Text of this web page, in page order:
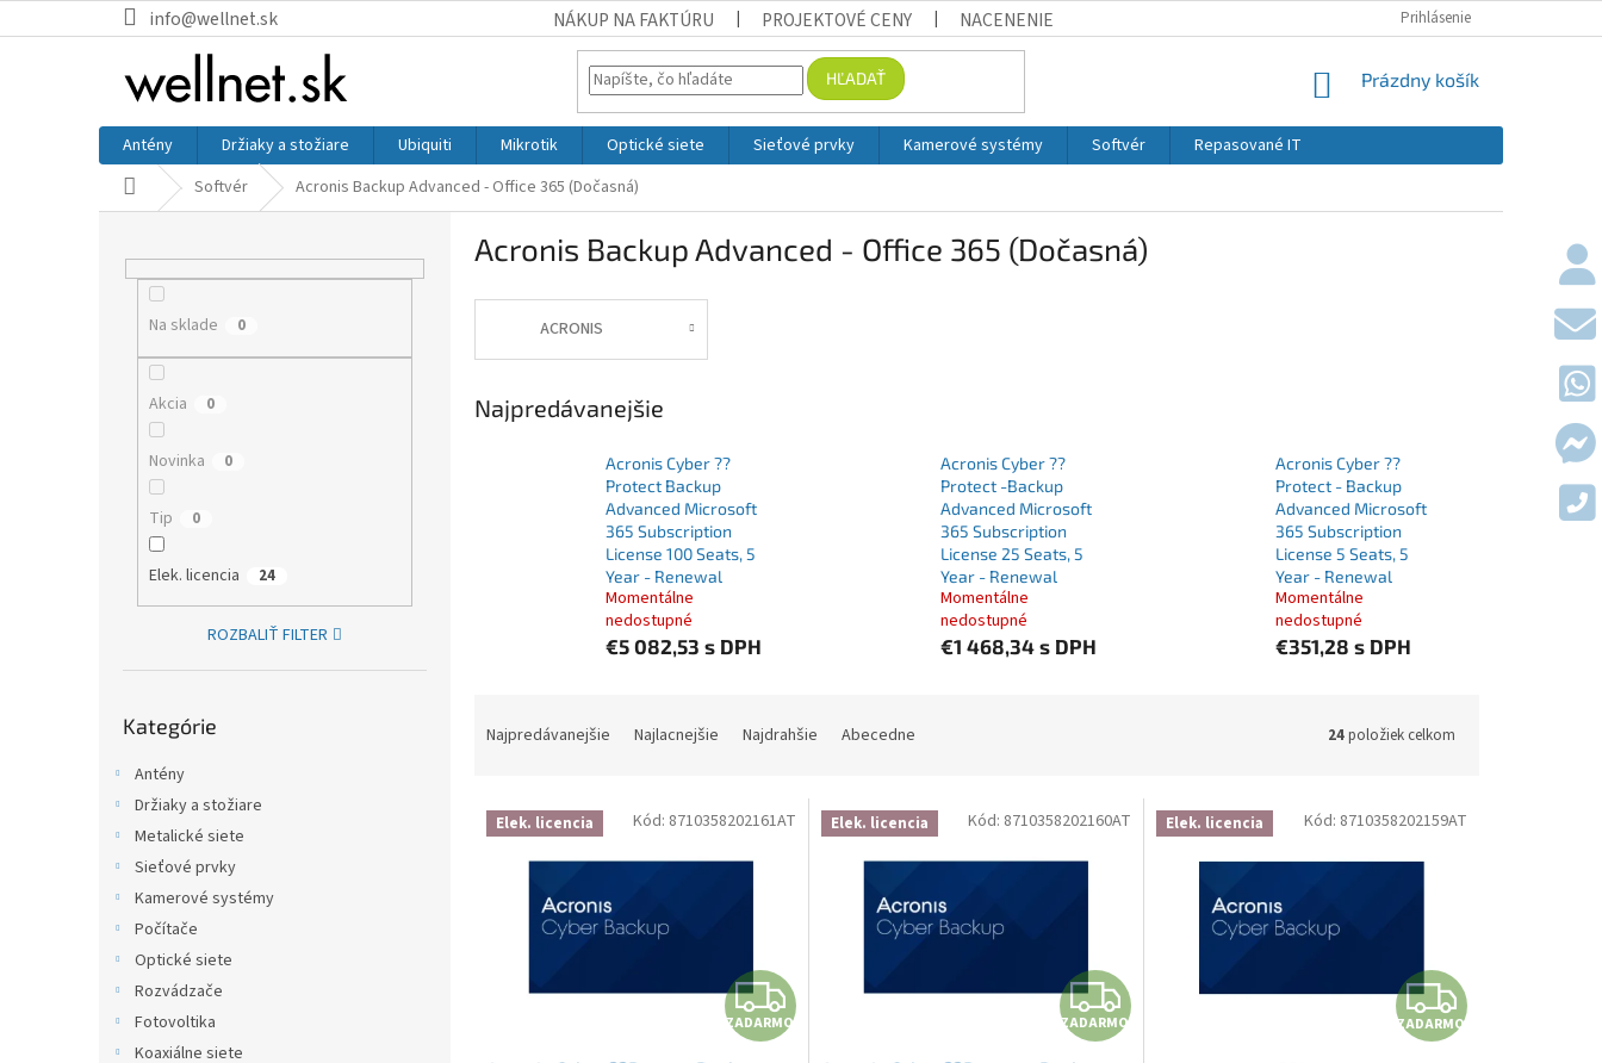
info@wellnet.sk NÁKUP NA FAKTÚRU PROJEKTOVÉ CENY NACENENIE OBCHODNÉ
Prihlásenie
HĽADAŤ NÁKUPNÝ KOŠÍK
Prázdny košík
Antény Držiaky a stožiare Ubiquiti Mikrotik Optické siete Sieťové prvky Kamerové systémy Softvér
Repasované IT
DomovSoftvér Acronis Backup Advanced - Office 365 (Dočasná)
Na sklade 0
Akcia 0
Novinka 0
Tip 0
Elek. licencia 24
ROZBALIŤ FILTER
Kategórie
Antény
Držiaky a stožiare
Metalické siete
Sieťové prvky
Kamerové systémy
Počítače
Optické siete
Rozvádzače
Fotovoltika
Koaxiálne siete
Acronis Backup Advanced - Office 365 (Dočasná)
ACRONIS
Najpredávanejšie
Acronis Cyber ??
Protect Backup
Advanced Microsoft
365 Subscription
License 100 Seats, 5
Year - Renewal
Momentálne
nedostupné
€5 082,53 s DPH
Acronis Cyber ??
Protect -Backup
Advanced Microsoft
365 Subscription
License 25 Seats, 5
Year - Renewal
Momentálne
nedostupné
€1 468,34 s DPH
Acronis Cyber ??
Protect - Backup
Advanced Microsoft
365 Subscription
License 5 Seats, 5
Year - Renewal
Momentálne
nedostupné
€351,28 s DPH
Najpredávanejšie Najlacnejšie Najdrahšie Abecedne 24položiek celkom
Výpis produktov
Elek. licencia
ZADARMO
ZADARMO
Kód: 8710358202161AT Elek. licencia
ZADARMO
ZADARMO
Kód: 8710358202160AT Elek. licencia
ZADARMO
Kód: 8710358202159AT